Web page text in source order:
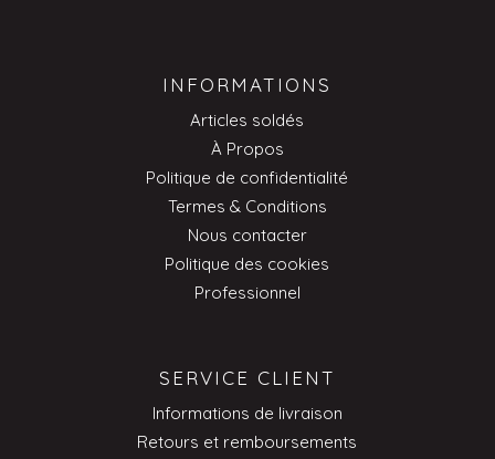
INFORMATIONS
Articles soldés
À Propos
Politique de confidentialité
Termes & Conditions
Nous contacter
Politique des cookies
Professionnel
SERVICE CLIENT
Informations de livraison
Retours et remboursements